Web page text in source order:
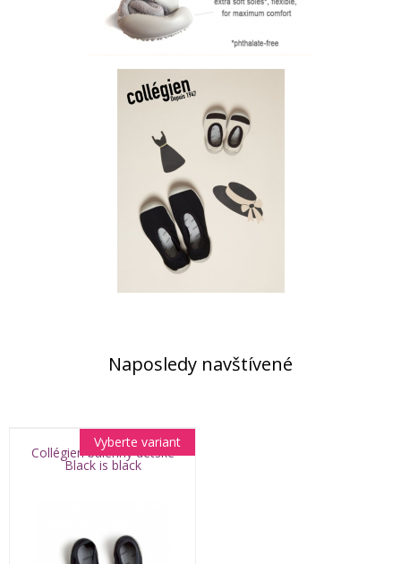
Naposledy navštívené
Collégien baleríny detské
Black is black
Vyberte variant